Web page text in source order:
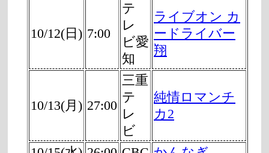
10/12(日) 7:00
テ
レ
ビ愛
知
ライブオン カ
ードライバー
翔
10/13(月) 27:00
三重
テ
レ
ビ
純情ロマンチ
カ2